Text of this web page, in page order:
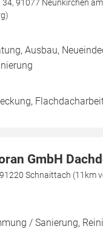
34, 91077 Neunkirchen
Ausbau,
GmbH
Schnaittach (11km
/ Sanierung,